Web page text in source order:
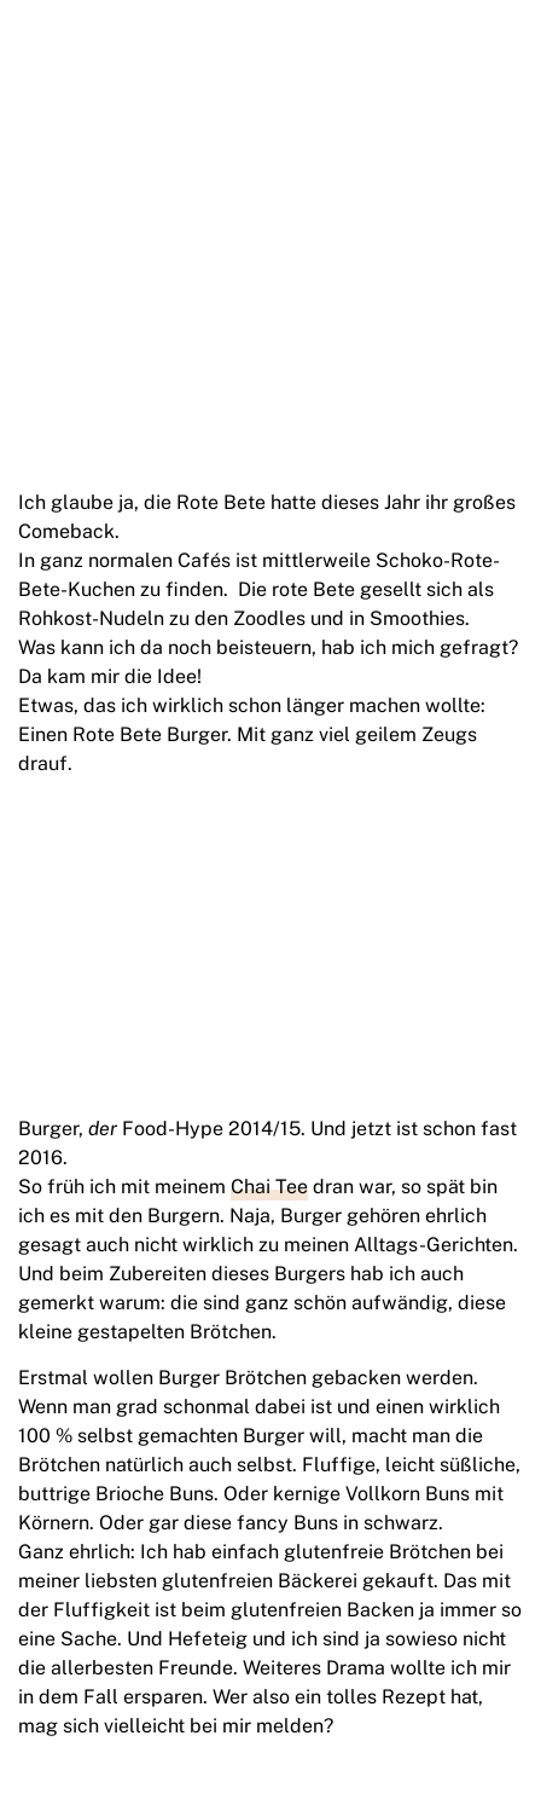
Ich glaube ja, die Rote Bete hatte dieses Jahr ihr großes
Comeback.
In ganz normalen Cafés ist mittlerweile Schoko-Rote-
Bete-Kuchen zu finden. Die rote Bete gesellt sich als
Rohkost-Nudeln zu den Zoodles und in Smoothies.
Was kann ich da noch beisteuern, hab ich mich gefragt?
Da kam mir die Idee!
Etwas, das ich wirklich schon länger machen wollte:
Einen Rote Bete Burger. Mit ganz viel geilem Zeugs
drauf.
Burger, der Food-Hype 2014/15. Und jetzt ist schon fast
2016.
So früh ich mit meinem Chai Tee dran war, so spät bin
ich es mit den Burgern. Naja, Burger gehören ehrlich
gesagt auch nicht wirklich zu meinen Alltags-Gerichten.
Und beim Zubereiten dieses Burgers hab ich auch
gemerkt warum: die sind ganz schön aufwändig, diese
kleine gestapelten Brötchen.
Erstmal wollen Burger Brötchen gebacken werden.
Wenn man grad schonmal dabei ist und einen wirklich
100 % selbst gemachten Burger will, macht man die
Brötchen natürlich auch selbst. Fluffige, leicht süßliche,
buttrige Brioche Buns. Oder kernige Vollkorn Buns mit
Körnern. Oder gar diese fancy Buns in schwarz.
Ganz ehrlich: Ich hab einfach glutenfreie Brötchen bei
meiner liebsten glutenfreien Bäckerei gekauft. Das mit
der Fluffigkeit ist beim glutenfreien Backen ja immer so
eine Sache. Und Hefeteig und ich sind ja sowieso nicht
die allerbesten Freunde. Weiteres Drama wollte ich mir
in dem Fall ersparen. Wer also ein tolles Rezept hat,
mag sich vielleicht bei mir melden?